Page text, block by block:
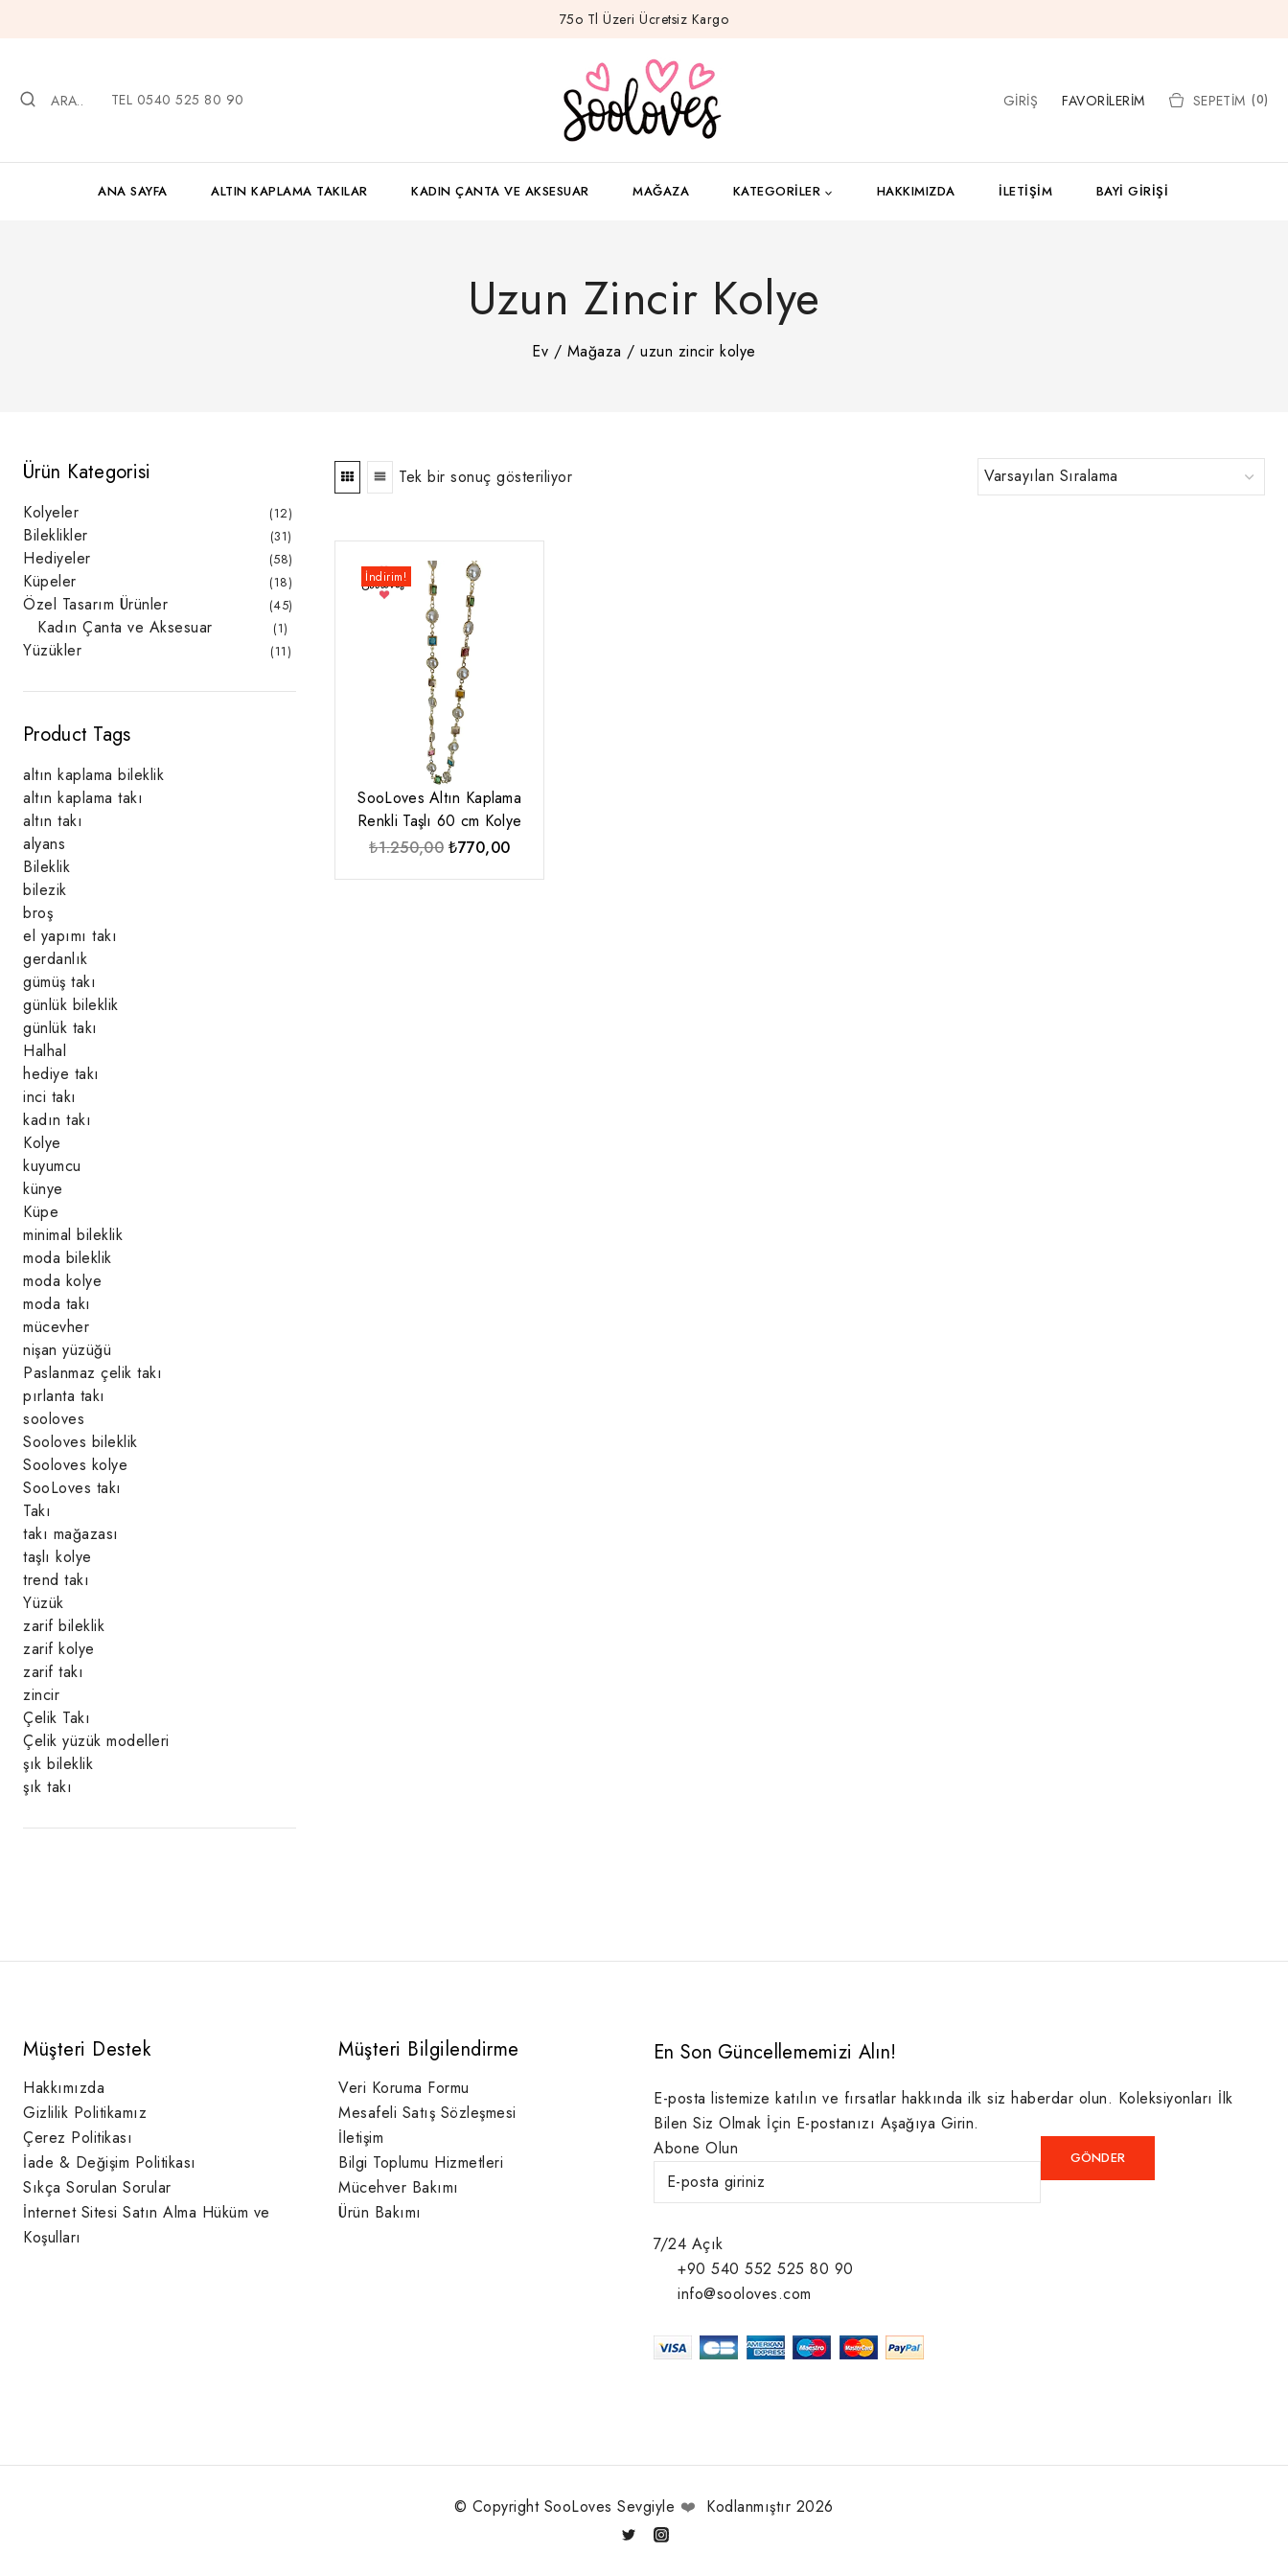
75o Tl Üzeri Ücretsiz Kargo
ARA.. TEL 0540 525 80 90 GIRIŞ FAVORILERIM SEPETIM (0)
ANA SAYFA ALTIN KAPLAMA TAKILAR KADIN ÇANTA VE AKSESUAR MAĞAZA KATEGORILER HAKKIMIZDA İLETIŞIM BAYI GIRIŞI
Uzun Zincir Kolye
Ev / Mağaza / uzun zincir kolye
Tek bir sonuç gösteriliyor
İndirim!
SooLoves Altın Kaplama
Renkli Taşlı 60 cm Kolye
₺1.250,00 Orijinal
₺770,00Şu
Ürün Kategorisi
Kolyeler 1212
ürün
Bileklikler 3131
ürün
Hediyeler 5858
ürün
Küpeler 1818
ürün
Özel Tasarım Ürünler 4545
Kadın Çanta ve Aksesuar 11
ürün
Yüzükler 1111
Product Tags
altın kaplama bileklik
altın kaplama takı
altın takı
alyans
Bileklik
bilezik
broş
el yapımı takı
gerdanlık
gümüş takı
günlük bileklik
günlük takı
Halhal
hediye takı
inci takı
kadın takı
Kolye
kuyumcu
künye
Küpe
minimal bileklik
moda bileklik
moda kolye
moda takı
mücevher
nişan yüzüğü
Paslanmaz çelik takı
pırlanta takı
sooloves
Sooloves bileklik
Sooloves kolye
SooLoves takı
Takı
takı mağazası
taşlı kolye
trend takı
Yüzük
zarif bileklik
zarif kolye
zarif takı
zincir
Çelik Takı
Çelik yüzük modelleri
şık bileklik
şık takı
Müşteri Destek
Hakkımızda
Gizlilik Politikamız
Çerez Politikası
İade & Değişim Politikası
Sıkça Sorulan Sorular
İnternet Sitesi Satın Alma Hüküm ve
Koşulları
Müşteri Bilgilendirme
Veri Koruma Formu
Mesafeli Satış Sözleşmesi
İletişim
Bilgi Toplumu Hizmetleri
Mücehver Bakımı
Ürün Bakımı
En Son Güncellememizi Alın!
E-posta listemize katılın ve fırsatlar hakkında ilk siz haberdar olun. Koleksiyonları İlk
Bilen Siz Olmak İçin E-postanızı Aşağıya Girin.
Abone Olun
7/24 Açık
+90 540 552 525 80 90
info@sooloves.com
© Copyright SooLoves Sevgiyle ❤️ Kodlanmıştır 2026